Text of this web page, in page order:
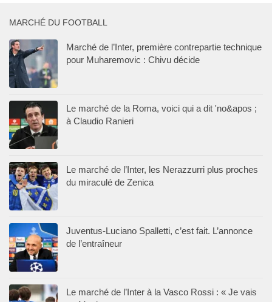
MARCHÉ DU FOOTBALL
Marché de l’Inter, première contrepartie technique
pour Muharemovic : Chivu décide
Le marché de la Roma, voici qui a dit 'no&apos ;
à Claudio Ranieri
Le marché de l’Inter, les Nerazzurri plus proches
du miraculé de Zenica
Juventus-Luciano Spalletti, c’est fait. L’annonce
de l’entraîneur
Le marché de l’Inter à la Vasco Rossi : « Je vais